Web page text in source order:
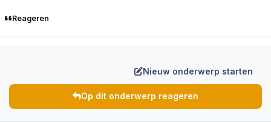
Reageren
Nieuw onderwerp starten
Op dit onderwerp reageren